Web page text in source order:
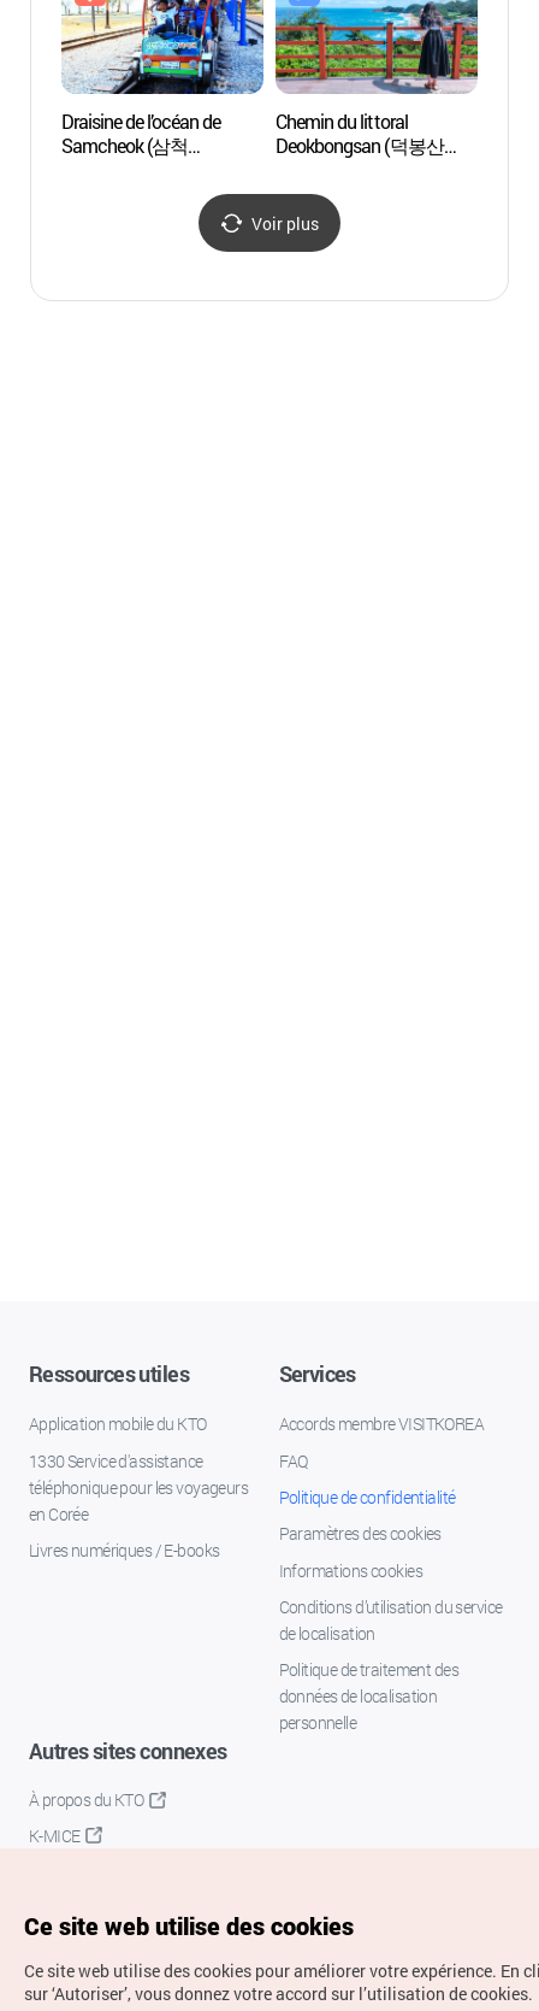
Draisine de l’océan de
Samcheok (삼척
Chemin du littoral
Deokbongsan (덕봉산
Voir plus
Ressources utiles
Application mobile du KTO
1330 Service d'assistance
téléphonique pour les voyageurs
en Corée
Livres numériques / E-books
Services
Accords membre VISITKOREA
FAQ
Politique de confidentialité
Paramètres des cookies
Informations cookies
Conditions d’utilisation du service
de localisation
Politique de traitement des
données de localisation
personnelle
Autres sites connexes
À propos du KTO
K-MICE
Ce site web utilise des cookies
Ce site web utilise des cookies pour améliorer votre expérience. En
sur ‘Autoriser’, vous donnez votre accord sur l’utilisation de cookies.